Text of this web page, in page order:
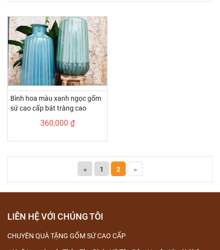
Bình hoa màu xanh ngọc gốm
sứ cao cấp bát tràng cao
360,000 ₫
« 1 2 »
LIÊN HỆ VỚI CHÚNG TÔI
CHUYÊN QUÀ TẶNG GỐM SỨ CAO CẤP